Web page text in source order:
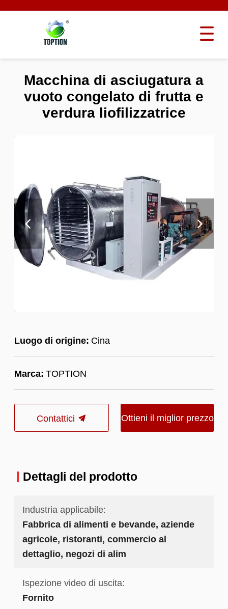
Luogo di origine: Cina
Marca: TOPTION
Contattici Ottieni il miglior prezzo
Macchina di asciugatura a
vuoto congelato di frutta e
verdura liofilizzatrice
Dettagli del prodotto
Industria applicabile:
Fabbrica di alimenti e bevande, aziende
agricole, ristoranti, commercio al
dettaglio, negozi di alim
Ispezione video di uscita:
Fornito